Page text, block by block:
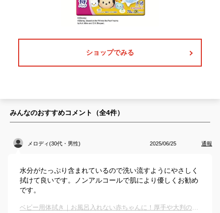
ショップでみる
みんなのおすすめコメント（全4件）
メロディ(30代・男性) 2025/06/25 通報
水分がたっぷり含まれているので洗い流すようにやさしく
拭けて良いです。ノンアルコールで肌により優しくお勧め
です。
ベビー用体拭き｜お風呂入れない赤ちゃんに！厚手や大判の体拭きシートのおすすめは？